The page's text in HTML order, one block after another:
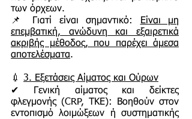
των όρχεων.
📌 Γιατί είναι σημαντικό:
Είναι μη
επεμβατική, ανώδυνη και εξαιρετικά
ακριβής μέθοδος, που παρέχει άμεσα
αποτελέσματα.
💉 3. Εξετάσεις Αίματος και Ούρων
✔ Γενική αίματος και δείκτες
φλεγμονής (CRP, ΤΚΕ): Βοηθούν στον
εντοπισμό λοιμώξεων ή συστηματικής